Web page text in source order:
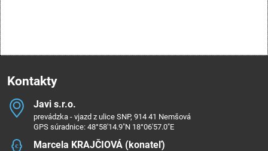
Kontakty
Javi s​.r​.o​.
prevádzka - vjazd z ulice SNP, 914 41 Nemšová
GPS súradnice: 48°58'14.9"N 18°06'57.0"E
Marcela KRAJČIOVÁ (konateľ)